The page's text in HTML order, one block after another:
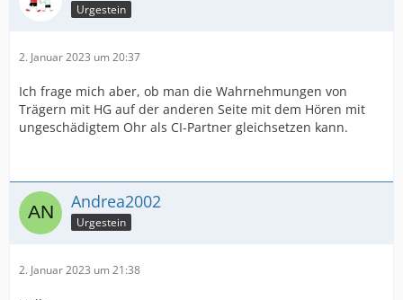
Urgestein
2. Januar 2023 um 20:37
Ich frage mich aber, ob man die Wahrnehmungen von
Trägern mit HG auf der anderen Seite mit dem Hören mit
ungeschädigtem Ohr als CI-Partner gleichsetzen kann.
Andrea2002
Urgestein
2. Januar 2023 um 21:38